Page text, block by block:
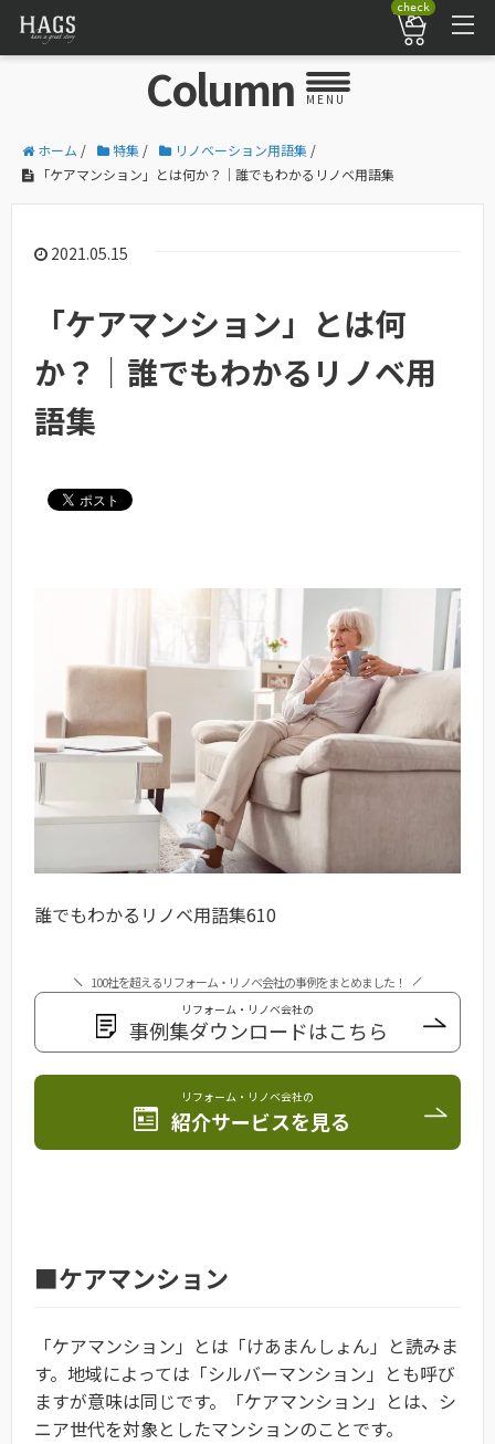
check
Column MENU
ホーム / 特集 / リノベーション用語集 /
「ケアマンション」とは何か？｜誰でもわかるリノベ用語集
2021.05.15
「ケアマンション」とは何
か？｜誰でもわかるリノベ用
語集
誰でもわかるリノベ用語集610
100社を超えるリフォーム・リノベ会社の事例をまとめました！
リフォーム・リノベ会社の
事例集ダウンロードはこちら
リフォーム・リノベ会社の
紹介サービスを見る
■ケアマンション
「ケアマンション」とは「けあまんしょん」と読みま
す。 地域によっては「シルバーマンション」とも呼び
ますが意味は同じです。「ケアマンション」とは、シ
ニア世代を対象としたマンションのことです。